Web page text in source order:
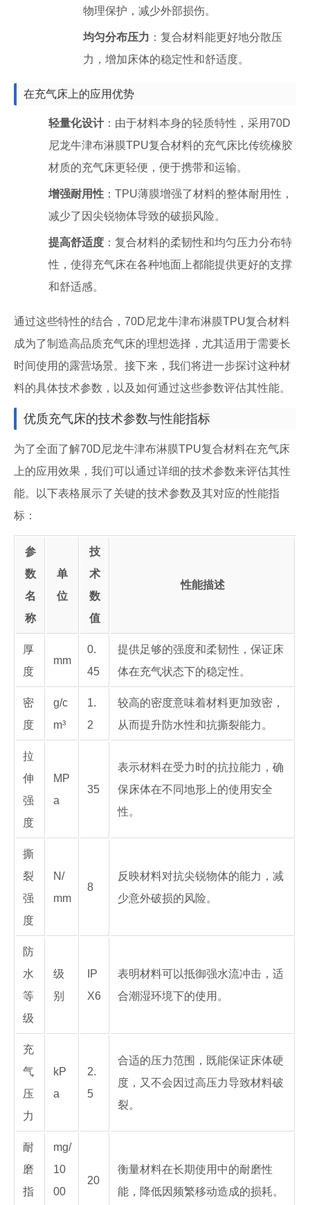
物理保护，减少外部损伤。
均匀分布压力 ：复合材料能更好地分散压
力，增加床体的稳定性和舒适度。
在充气床上的应用优势
轻量化设计：由于材料本身的轻质特性，采用70D
尼龙牛津布淋膜TPU复合材料的充气床比传统橡胶
材质的充气床更轻便，便于携带和运输。
增强耐用性 ：TPU薄膜增强了材料的整体耐用性，
减少了因尖锐物体导致的破损风险。
提高舒适度 ：复合材料的柔韧性和均匀压力分布特
性，使得充气床在各种地面上都能提供更好的支撑
和舒适感。
通过这些特性的结合，70D尼龙牛津布淋膜TPU复合材料
成为了制造高品质充气床的理想选择，尤其适用于需要长
时间使用的露营场景。接下来，我们将进一步探讨这种材
料的具体技术参数，以及如何通过这些参数评估其性能。
优质充气床的技术参数与性能指标
为了全面了解70D尼龙牛津布淋膜TPU复合材料在充气床
上的应用效果，我们可以通过详细的技术参数来评估其性
能。以下表格展示了关键的技术参数及其对应的性能指
标：
参
数
名
称
单
位
技
术
数
值
性能描述
厚
度
mm
0.
45
提供足够的强度和柔韧性，保证床
体在充气状态下的稳定性。
密
度
g/c
m³
1.
2
较高的密度意味着材料更加致密，
从而提升防水性和抗撕裂能力。
拉
伸
强
度
MP
a
35
表示材料在受力时的抗拉能力，确
保床体在不同地形上的使用安全
性。
撕
裂
强
度
N/
mm
8
反映材料对抗尖锐物体的能力，减
少意外破损的风险。
防
水
等
级
级
别
IP
X6
表明材料可以抵御强水流冲击，适
合潮湿环境下的使用。
充
气
压
力
kP
a
2.
5
合适的压力范围，既能保证床体硬
度，又不会因过高压力导致材料破
裂。
耐
磨
指
mg/
10
00
20
衡量材料在长期使用中的耐磨性
能，降低因频繁移动造成的损耗。